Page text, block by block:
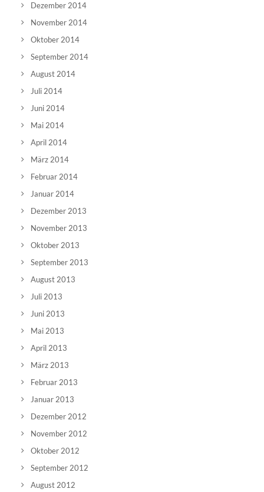
Dezember 2014
November 2014
Oktober 2014
September 2014
August 2014
Juli 2014
Juni 2014
Mai 2014
April 2014
März 2014
Februar 2014
Januar 2014
Dezember 2013
November 2013
Oktober 2013
September 2013
August 2013
Juli 2013
Juni 2013
Mai 2013
April 2013
März 2013
Februar 2013
Januar 2013
Dezember 2012
November 2012
Oktober 2012
September 2012
August 2012